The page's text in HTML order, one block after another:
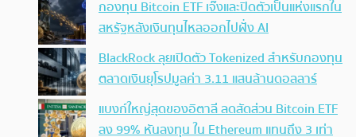
กองทุน Bitcoin ETF เจ๊งและปิดตัวเป็นแห่งแรกใน
สหรัฐหลังเงินทุนไหลออกไปฝั่ง AI
BlackRock ลุยเปิดตัว Tokenized สำหรับกองทุน
ตลาดเงินยุโรปมูลค่า 3.11 แสนล้านดอลลาร์
แบงก์ใหญ่สุดของอิตาลี ลดสัดส่วน Bitcoin ETF
ลง 99% หันลงทุน ใน Ethereum แทนถึง 3 เท่า